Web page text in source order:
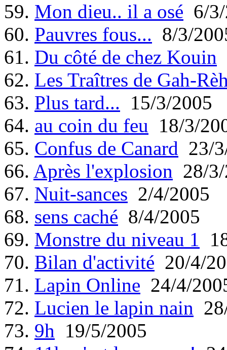
59. Mon dieu.. il a osé 6/
60. Pauvres fous... 8/3/
61. Du côté de chez Kouin
62. Les Traîtres de Gah-
63. Plus tard... 15/3/2005
64. au coin du feu 18/3/
65. Confus de Canard 23/
66. Après l'explosion 28/
67. Nuit-sances 2/4/2005
68. sens caché 8/4/2005
69. Monstre du niveau 1
70. Bilan d'activité 20/4/
71. Lapin Online 24/4/
72. Lucien le lapin nain
73. 9h 19/5/2005